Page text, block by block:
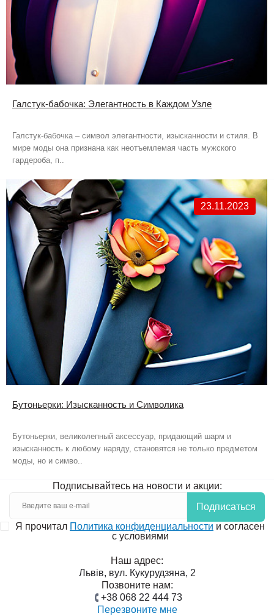
Галстук-бабочка: Элегантность в Каждом Узле
Галстук-бабочка – символ элегантности, изысканности и стиля. В
мире моды она признана как неотъемлемая часть мужского
гардероба, п..
23.11.2023
Бутоньерки: Изысканность и Символика
Бутоньерки, великолепный аксессуар, придающий шарм и
изысканность к любому наряду, становятся не только предметом
моды, но и симво..
Подписывайтесь на новости и акции:
Подписаться
Я прочитал Политика конфиденциальности и согласен
с условиями
Наш адрес:
Львів, вул. Кукурудзяна, 2
Позвоните нам:
+38 068 22 444 73
Перезвоните мне